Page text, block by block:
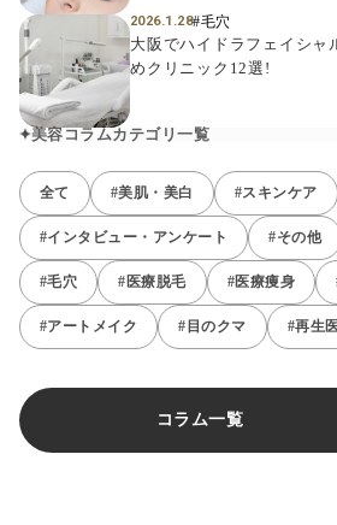
2026.1.28#毛穴
大阪でハイドラフェイシャ
めクリニック12選!
美容コラムカテゴリ一覧
全て #美肌・美白 #スキンケア
#インタビュー・アンケート #その他
#毛穴 #医療脱毛 #医療痩身
#アートメイク #目のクマ #再生
コラム一覧